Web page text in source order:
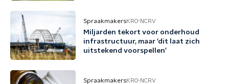
SpraakmakersKRO-NCRV
Miljarden tekort voor onderhoud
infrastructuur, maar 'dit laat zich
uitstekend voorspellen'
SpraakmakersKRO-NCRV